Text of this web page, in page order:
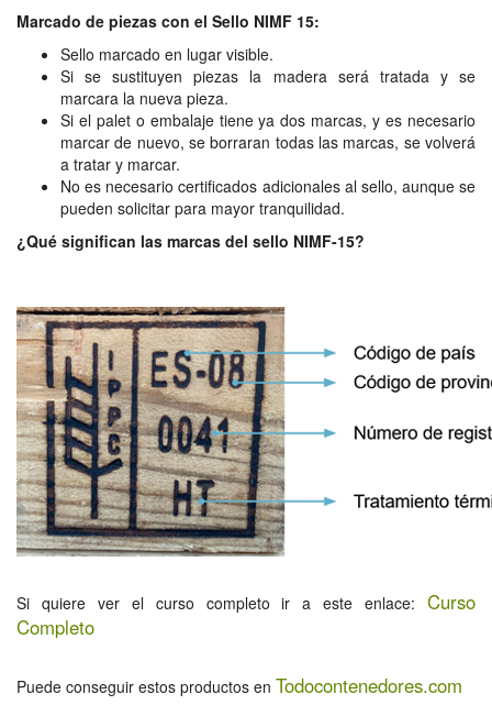
Marcado de piezas con el Sello NIMF 15:
Sello marcado en lugar visible.
Si se sustituyen piezas la madera será tratada y se
marcara la nueva pieza.
Si el palet o embalaje tiene ya dos marcas, y es necesario
marcar de nuevo, se borraran todas las marcas, se volverá
a tratar y marcar.
No es necesario certificados adicionales al sello, aunque se
pueden solicitar para mayor tranquilidad.
¿Qué significan las marcas del sello NIMF-15?
Si quiere ver el curso completo ir a este enlace: Curso
Completo
Puede conseguir estos productos en Todocontenedores.com